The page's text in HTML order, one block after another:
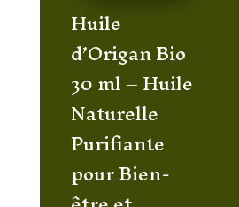
Huile
d’Origan Bio
30 ml – Huile
Naturelle
Purifiante
pour Bien-